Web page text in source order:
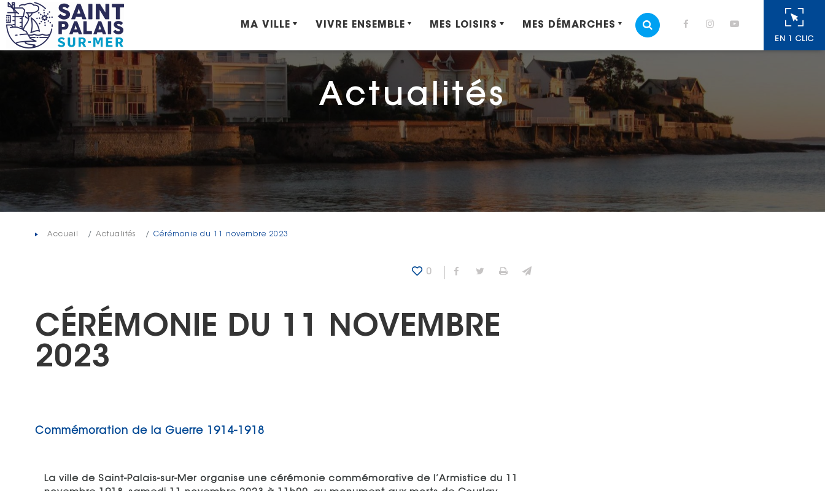
Panneau de gestion des cookies
EN 1 CLIC
MOTEUR DE RECHERCHE
MA VILLE VIVRE ENSEMBLE MES LOISIRS MES DÉMARCHES
Actualités
Accueil Actualités Cérémonie du 11 novembre 2023
0 Partager sur Facebook
Partager sur Twitter
Imprimer
CÉRÉMONIE DU 11 NOVEMBRE
2023
Commémoration de la Guerre 1914-1918
La ville de Saint-Palais-sur-Mer organise une cérémonie commémorative de l’Armistice du 11